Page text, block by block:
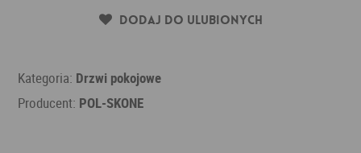
Dodaj do ulubionych
Kategoria: Drzwi pokojowe
Producent: POL-SKONE